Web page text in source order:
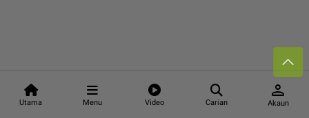
Utama Menu Video Carian
person
Akaun